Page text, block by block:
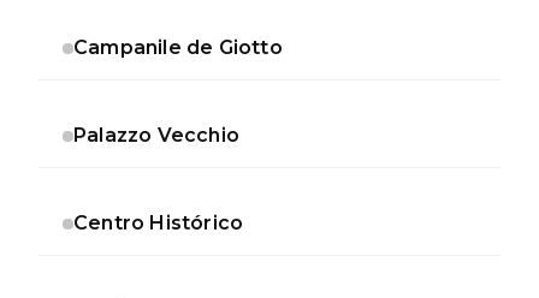
Campanile de Giotto
Palazzo Vecchio
Centro Histórico